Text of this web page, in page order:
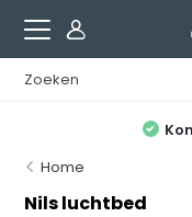
Home
Nils luchtbed